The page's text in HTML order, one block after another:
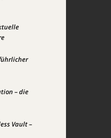
– die
Vault –